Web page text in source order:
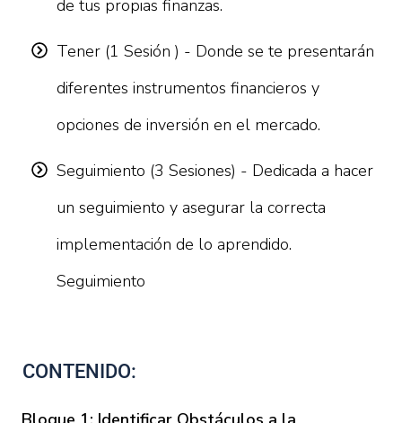
de tus propias finanzas.
Tener (1 Sesión ) - Donde se te presentarán
diferentes instrumentos financieros y
opciones de inversión en el mercado.
Seguimiento (3 Sesiones) - Dedicada a hacer
un seguimiento y asegurar la correcta
implementación de lo aprendido.
Seguimiento
CONTENIDO: